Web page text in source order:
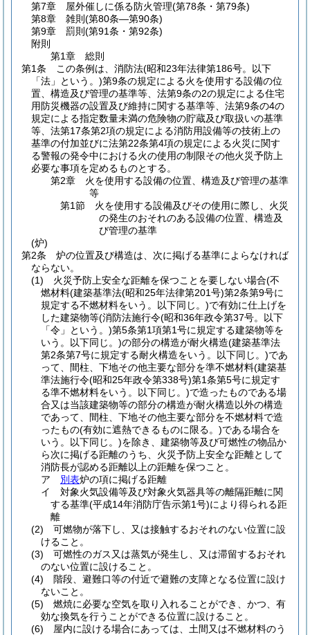
第7章
屋外催しに係る防火管理(第78条・第79条)
第8章
雑則 (第80条―第90条)
第9章
罰則 (第91条・第92条)
附則
第1章
総則
第1条
この条例は、消防法(昭和23年法律第186号。以下
「法」という。)第9条の規定による火を使用する設備の位
置、構造及び管理の基準等、法第9条の2の規定による住宅
用防災機器の設置及び維持に関する基準等、法第9条の4の
規定による指定数量未満の危険物の貯蔵及び取扱いの基準
等、法第17条第2項の規定による消防用設備等の技術上の
基準の付加並びに法第22条第4項の規定による火災に関す
る警報の発令中における火の使用の制限その他火災予防上
必要な事項を定めるものとする。
第2章
火を使用する設備の位置、構造及び管理の基準
等
第1節
火を使用する設備及びその使用に際し、火災
の発生のおそれのある設備の位置、構造及
び管理の基準
(炉)
第2条
炉の位置及び構造は、次に掲げる基準によらなければ
ならない。
(1)
火災予防上安全な距離を保つことを要しない場合(不
燃材料(建築基準法(昭和25年法律第201号)第2条第9号に
規定する不燃材料をいう。以下同じ。)で有効に仕上げを
した建築物等(消防法施行令(昭和36年政令第37号。以下
「令」という。)第5条第1項第1号に規定する建築物等を
いう。以下同じ。)の部分の構造が耐火構造(建築基準法
第2条第7号に規定する耐火構造をいう。以下同じ。)であ
って、間柱、下地その他主要な部分を準不燃材料(建築基
準法施行令(昭和25年政令第338号)第1条第5号に規定す
る準不燃材料をいう。以下同じ。)で造ったものである場
合又は当該建築物等の部分の構造が耐火構造以外の構造
であって、間柱、下地その他主要な部分を不燃材料で造
ったもの(有効に遮熱できるものに限る。)である場合を
いう。以下同じ。)を除き、建築物等及び可燃性の物品か
ら次に掲げる距離のうち、火災予防上安全な距離として
消防長が認める距離以上の距離を保つこと。
ア
別表炉の項に掲げる距離
イ
対象火気設備等及び対象火気器具等の離隔距離に関
する基準(平成14年消防庁告示第1号)により得られる距
離
(2)
可燃物が落下し、又は接触するおそれのない位置に設
けること。
(3)
可燃性のガス又は蒸気が発生し、又は滞留するおそれ
のない位置に設けること。
(4)
階段、避難口等の付近で避難の支障となる位置に設け
ないこと。
(5)
燃焼に必要な空気を取り入れることができ、かつ、有
効な換気を行うことができる位置に設けること。
(6)
屋内に設ける場合にあっては、土間又は不燃材料のう